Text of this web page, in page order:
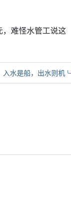
难怪水管工说这
入水是船，出水则机